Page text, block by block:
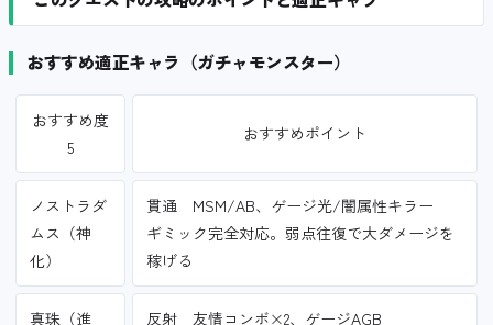
おすすめ適正キャラ（ガチャモンスター）
おすすめ度
5
おすすめポイント
ノストラダ
ムス（神
化）
貫通 MSM/AB、ゲージ光/闇属性キラー
ギミック完全対応。弱点往復で大ダメージを
稼げる
真珠（進
反射 友情コンボ×2、ゲージAGB